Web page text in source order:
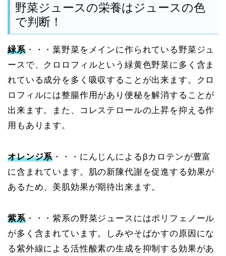
野菜ジュースの栄養はジュースの色
で判断！
緑系・・・葉野菜をメインに作られている野菜ジュ
ースで、クロロフィルという緑黄色野菜に多く含ま
れている成分を多く吸収することが出来ます。クロ
ロフィルには整腸作用があり便秘を解消することが
出来ます。また、コレステロールの上昇を抑える作
用もあります。
オレンジ系 ・・・にんじんによるβカロテンが豊富
に含まれています。肌の新陳代謝を促進する効果が
あるため、美肌効果が期待出来ます。
紫系・・・紫系の野菜ジュースにはポリフェノール
が多く含まれています。しみやそばかすの原因にな
る紫外線による活性酸素の生成を抑制する効果があ